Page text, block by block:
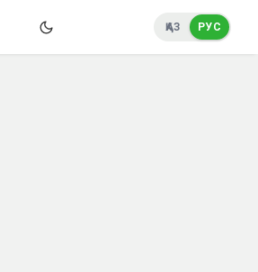
ҚАЗ РУС